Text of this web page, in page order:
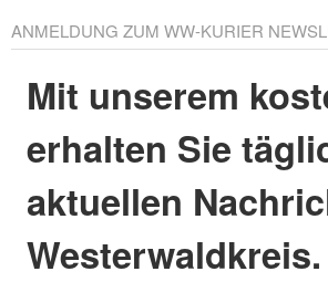
ANMELDUNG ZUM WW-KURIER
Mit unserem
erhalten Sie
aktuellen
Westerwaldkreis.